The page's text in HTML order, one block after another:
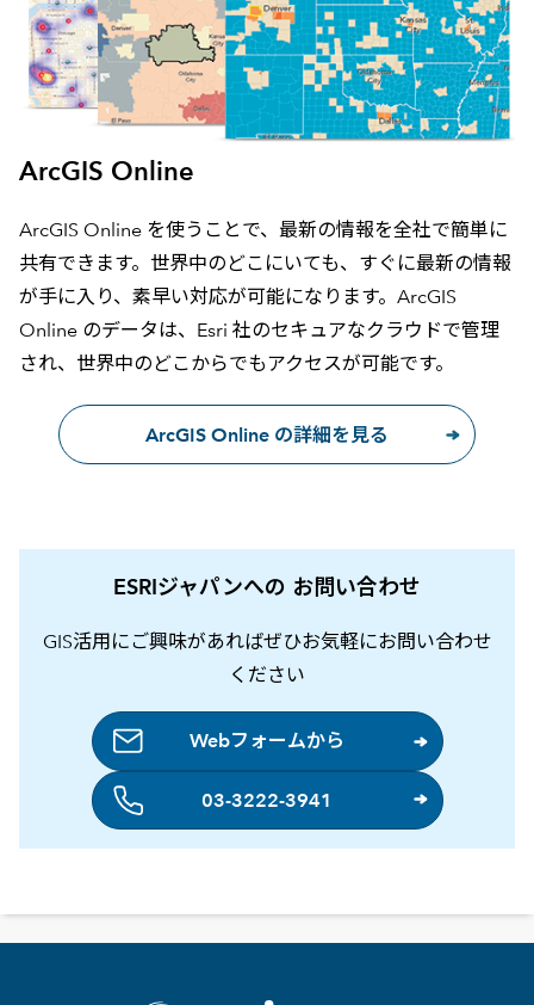
ArcGIS Online
ArcGIS Online を使うことで、最新の情報を全社で簡単に
共有できます。世界中のどこにいても、すぐに最新の情報
が手に入り、素早い対応が可能になります。ArcGIS
Online のデータは、Esri 社のセキュアなクラウドで管理
され、世界中のどこからでもアクセスが可能です。
ArcGIS Online の詳細を見る
ESRIジャパンへの お問い合わせ
GIS活用にご興味があればぜひお気軽にお問い合わせ
ください
Webフォームから
03-3222-3941